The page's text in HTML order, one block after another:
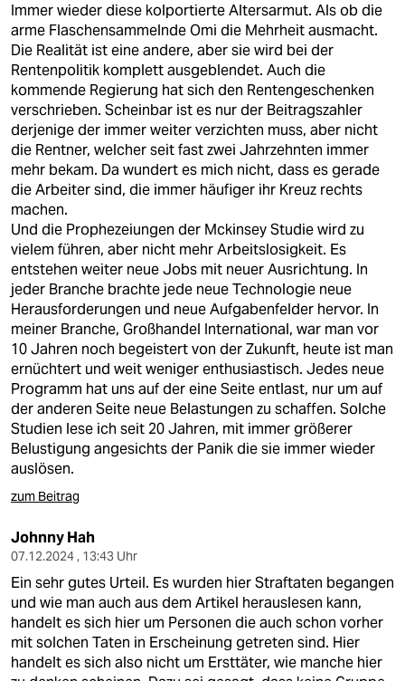
berlin
nord
wahrheit
verlag
verlag
veranstaltungen
shop
fragen & hilfe
unterstützen
abo
genossenschaft
epaper login
Immer wieder diese kolportierte Altersarmut. Als ob die
arme Flaschensammelnde Omi die Mehrheit ausmacht.
Die Realität ist eine andere, aber sie wird bei der
Rentenpolitik komplett ausgeblendet. Auch die
kommende Regierung hat sich den Rentengeschenken
verschrieben. Scheinbar ist es nur der Beitragszahler
derjenige der immer weiter verzichten muss, aber nicht
die Rentner, welcher seit fast zwei Jahrzehnten immer
mehr bekam. Da wundert es mich nicht, dass es gerade
die Arbeiter sind, die immer häufiger ihr Kreuz rechts
machen.
Und die Prophezeiungen der Mckinsey Studie wird zu
vielem führen, aber nicht mehr Arbeitslosigkeit. Es
entstehen weiter neue Jobs mit neuer Ausrichtung. In
jeder Branche brachte jede neue Technologie neue
Herausforderungen und neue Aufgabenfelder hervor. In
meiner Branche, Großhandel International, war man vor
10 Jahren noch begeistert von der Zukunft, heute ist man
ernüchtert und weit weniger enthusiastisch. Jedes neue
Programm hat uns auf der eine Seite entlast, nur um auf
der anderen Seite neue Belastungen zu schaffen. Solche
Studien lese ich seit 20 Jahren, mit immer größerer
Belustigung angesichts der Panik die sie immer wieder
auslösen.
zum Beitrag
Johnny Hah
07.12.2024 , 13:43 Uhr
Ein sehr gutes Urteil. Es wurden hier Straftaten begangen
und wie man auch aus dem Artikel herauslesen kann,
handelt es sich hier um Personen die auch schon vorher
mit solchen Taten in Erscheinung getreten sind. Hier
handelt es sich also nicht um Ersttäter, wie manche hier